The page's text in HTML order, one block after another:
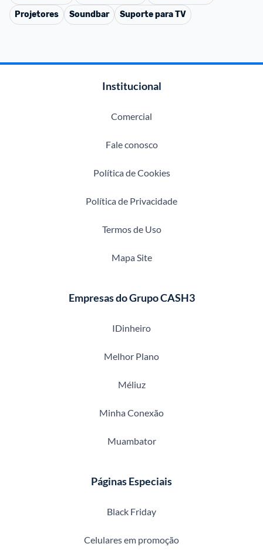
Projetores
Soundbar Suporte para TV
Institucional
Comercial
Fale conosco
Política de Cookies
Política de Privacidade
Termos de Uso
Mapa Site
Empresas do Grupo CASH3
IDinheiro
Melhor Plano
Méliuz
Minha Conexão
Muambator
Páginas Especiais
Black Friday
Celulares em promoção